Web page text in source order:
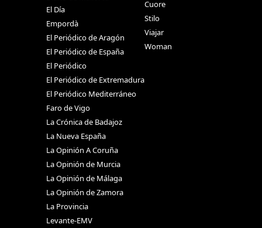
El Día
Empordà
El Periódico de Aragón
El Periódico de España
El Periódico
El Periódico de Extremadura
El Periódico Mediterráneo
Faro de Vigo
La Crónica de Badajoz
La Nueva España
La Opinión A Coruña
La Opinión de Murcia
La Opinión de Málaga
La Opinión de Zamora
La Provincia
Levante-EMV
Cuore
Stilo
Viajar
Woman